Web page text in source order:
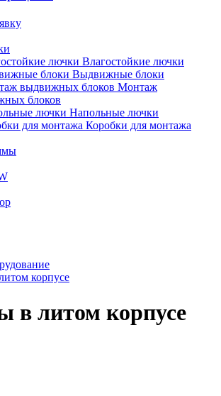
Влагостойкие лючки
Выдвижные блоки
Монтаж
блоков
Напольные лючки
Коробки для монтажа
корпусе
в литом корпусе